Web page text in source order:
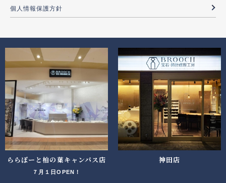
個人情報保護方針
ららぽーと柏の葉キャンパス店
７月１日OPEN！
神田店